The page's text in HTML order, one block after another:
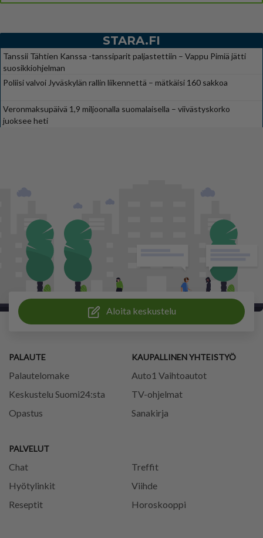
STARA.FI
Tanssii Tähtien Kanssa -tanssiparit paljastettiin – Vappu Pimiä jätti
suosikkiohjelman
Poliisi valvoi Jyväskylän rallin liikennettä – mätkäisi 160 sakkoa
Veronmaksupäivä 1,9 miljoonalla suomalaisella – viivästyskorko
juoksee heti
Aloita keskustelu
PALAUTE
Palautelomake
Keskustelu Suomi24:sta
Opastus
PALVELUT
Chat
Treffit
Hyötylinkit
Viihde
Reseptit
Horoskooppi
KAUPALLINEN YHTEISTYÖ
Auto1 Vaihtoautot
TV-ohjelmat
Sanakirja